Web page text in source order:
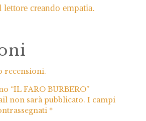
creando empatia.
recensioni.
“IL FARO BURBERO”
non sarà pubblicato. I campi
*